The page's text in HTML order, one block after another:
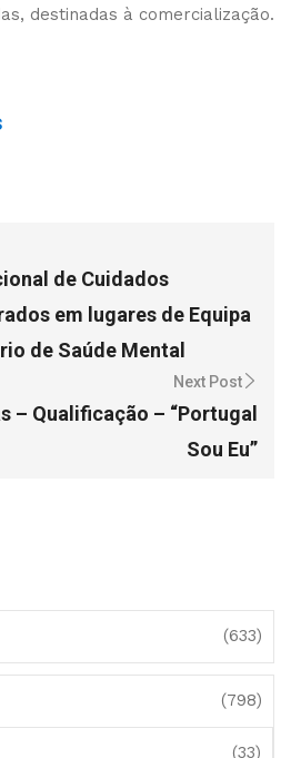
destinadas à comercialização.
de Cuidados
em lugares de Equipa
de Saúde Mental
Next Post
– Qualificação – “Portugal
Sou Eu”
(633)
(798)
(33)